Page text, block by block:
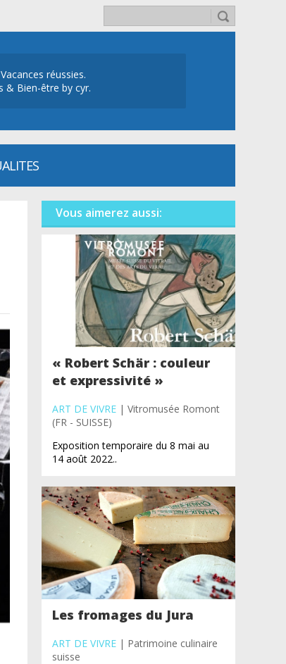
réussies.
& Bien-être by cyr.
Vous aimerez aussi:
« Robert Schär : couleur
et expressivité »
ART DE VIVRE | Vitromusée Romont
(FR - SUISSE)
Exposition temporaire du 8 mai au
14 août 2022..
Les fromages du Jura
ART DE VIVRE | Patrimoine culinaire
suisse